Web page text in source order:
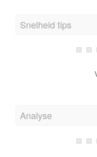
Snelheid tips
Analyse